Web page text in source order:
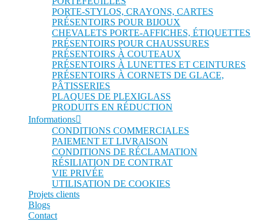
PORTE-STYLOS, CRAYONS, CARTES
PRÉSENTOIRS POUR BIJOUX
CHEVALETS PORTE-AFFICHES, ÉTIQUETTES
PRÉSENTOIRS POUR CHAUSSURES
PRÉSENTOIRS À COUTEAUX
PRÉSENTOIRS À LUNETTES ET CEINTURES
PRÉSENTOIRS À CORNETS DE GLACE,
PÂTISSERIES
PLAQUES DE PLEXIGLASS
PRODUITS EN RÉDUCTION
Informations
CONDITIONS COMMERCIALES
PAIEMENT ET LIVRAISON
CONDITIONS DE RÉCLAMATION
RÉSILIATION DE CONTRAT
VIE PRIVÉE
UTILISATION DE COOKIES
Projets clients
Blogs
Contact